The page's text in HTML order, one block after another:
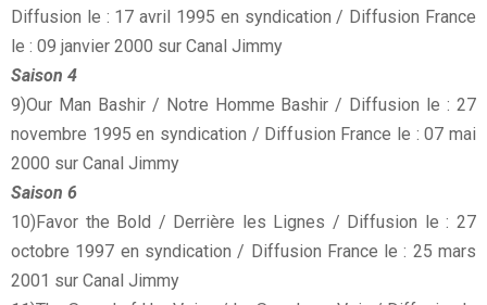
Diffusion le : 17 avril 1995 en syndication / Diffusion France
le : 09 janvier 2000 sur Canal Jimmy
Saison 4
9)Our Man Bashir / Notre Homme Bashir / Diffusion le : 27
novembre 1995 en syndication / Diffusion France le : 07 mai
2000 sur Canal Jimmy
Saison 6
10)Favor the Bold / Derrière les Lignes / Diffusion le : 27
octobre 1997 en syndication / Diffusion France le : 25 mars
2001 sur Canal Jimmy